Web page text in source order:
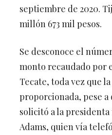
septiembre de 2020.
millón 673 mil pesos.
Se desconoce el
monto recaudado por
Tecate, toda vez que
proporcionada, pese a
solicitó a la
Adams, quien vía